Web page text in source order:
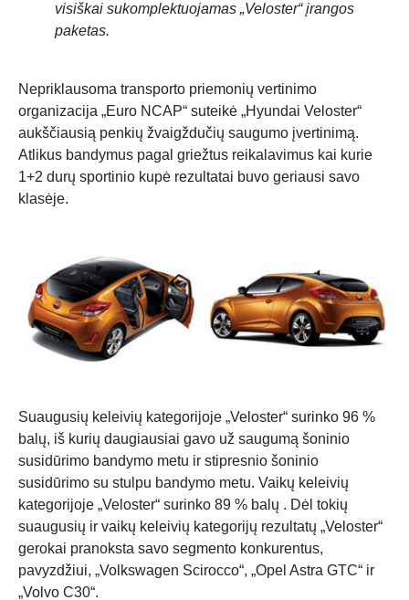
visiškai sukomplektuojamas „Veloster“ įrangos
paketas.
Nepriklausoma transporto priemonių vertinimo
organizacija „Euro NCAP“ suteikė „Hyundai Veloster“
aukščiausią penkių žvaigždučių saugumo įvertinimą.
Atlikus bandymus pagal griežtus reikalavimus kai kurie
1+2 durų sportinio kupė rezultatai buvo geriausi savo
klasėje.
Suaugusių keleivių kategorijoje „Veloster“ surinko 96 %
balų, iš kurių daugiausiai gavo už saugumą šoninio
susidūrimo bandymo metu ir stipresnio šoninio
susidūrimo su stulpu bandymo metu. Vaikų keleivių
kategorijoje „Veloster“ surinko 89 % balų . Dėl tokių
suaugusių ir vaikų keleivių kategorijų rezultatų „Veloster“
gerokai pranoksta savo segmento konkurentus,
pavyzdžiui, „Volkswagen Scirocco“, „Opel Astra GTC“ ir
„Volvo C30“.